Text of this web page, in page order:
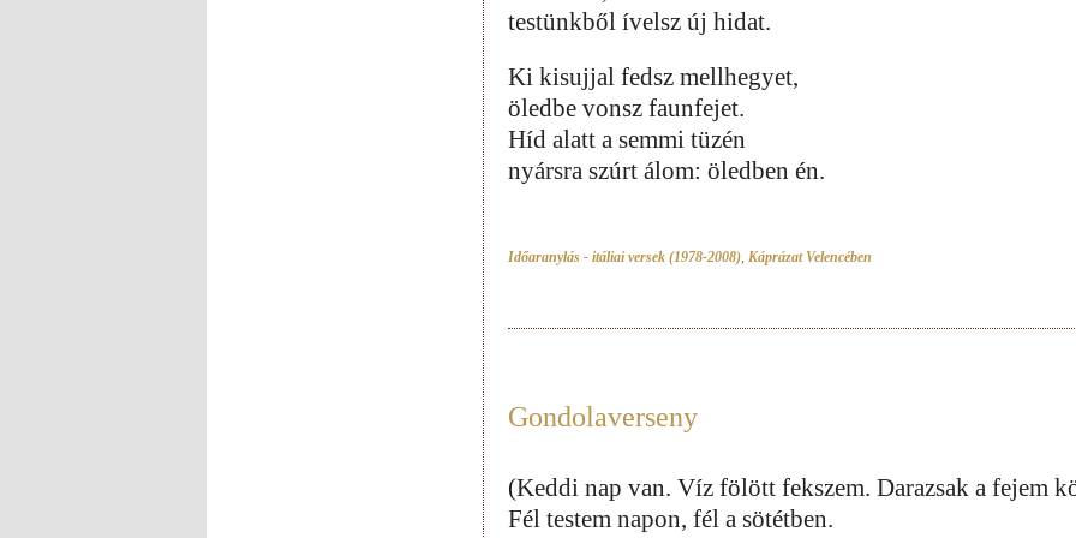
testünkből ívelsz új hidat.
Ki kisujjal fedsz mellhegyet,
öledbe vonsz faunfejet.
Híd alatt a semmi tüzén
nyársra szúrt álom: öledben én.
Időaranylás - itáliai versek (1978-2008), Káprázat Velencében
Gondolaverseny
(Keddi nap van. Víz fölött fekszem. Darazsak a fejem
Fél testem napon, fél a sötétben.